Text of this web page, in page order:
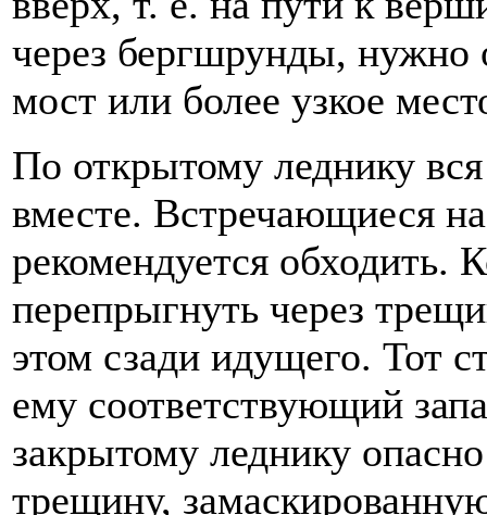
через бергшрунды,
мост или более узкое
По открытому леднику
вместе. Встречающиеся
рекомендуется обходить.
перепрыгнуть через
этом сзади идущего. Тот
ему соответствующий
закрытому леднику
трещину,